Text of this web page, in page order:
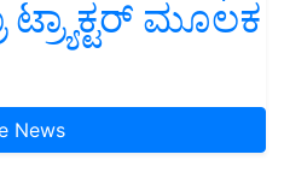
ಟ್ರ್ಯಾಕ್ಟರ್ ಮೂಲಕ
News